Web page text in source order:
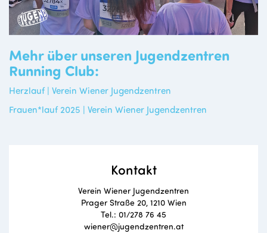
Mehr über unseren Jugendzentren
Running Club:
Herzlauf | Verein Wiener Jugendzentren
Frauen*lauf 2025 | Verein Wiener Jugendzentren
Kontakt
Verein Wiener Jugendzentren
Prager Straße 20, 1210 Wien
Tel.: 01/278 76 45
wiener@jugendzentren.at